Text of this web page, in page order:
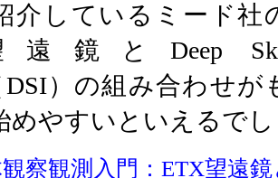
介しているミード社
遠鏡とDeep
DSI）の組み合わせが
めやすいといえるで
察観測入門：ETX望遠